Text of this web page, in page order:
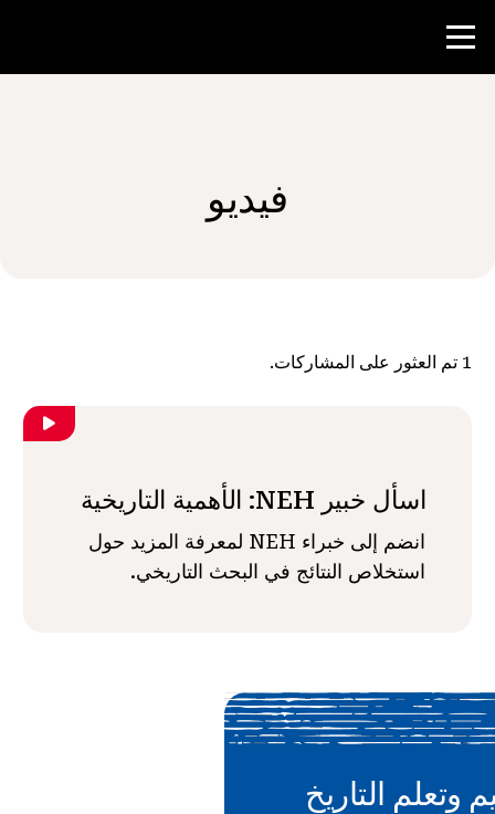
فيديو
1 تم العثور على المشاركات.
اسأل خبير NEH: الأهمية التاريخية
انضم إلى خبراء NEH لمعرفة المزيد حول
استخلاص النتائج في البحث التاريخي.
وتعلم التاريخ